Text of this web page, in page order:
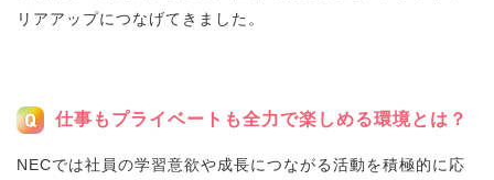
リアアップにつなげてきました。
仕事もプライベートも全力で楽しめる環境とは？
NECでは社員の学習意欲や成長につながる活動を積極的に応